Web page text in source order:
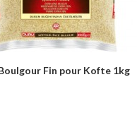
Fin pour Kofte 1kg
+ Ajouter au panier